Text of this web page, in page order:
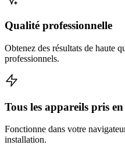
Qualité professionnelle
Obtenez des résultats de haute
professionnels.
Tous les appareils pris
Fonctionne dans votre
installation.